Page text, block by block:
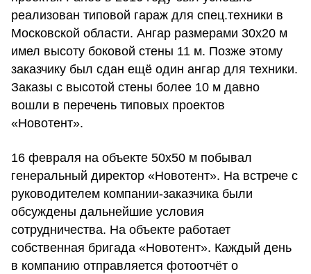
реализован типовой гараж для спец.техники в
Московской области. Ангар размерами 30х20 м
имел высоту боковой стены 11 м. Позже этому
заказчику был сдан ещё один ангар для техники.
Заказы с высотой стены более 10 м давно
вошли в перечень типовых проектов
«Новотент».
16 февраля на объекте 50х50 м побывал
генеральный директор «Новотент». На встрече с
руководителем компании-заказчика были
обсуждены дальнейшие условия
сотрудничества. На объекте работает
собственная бригада «Новотент». Каждый день
в компанию отправляется фотоотчёт о